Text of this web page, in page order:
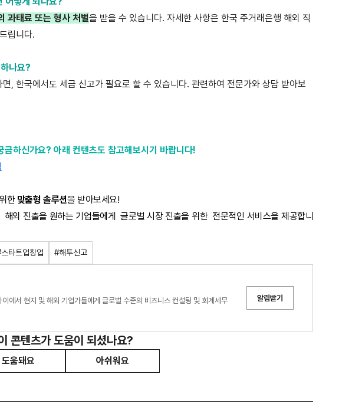
과태료 또는 형사 처벌을 받을 수 있습니다. 자세한 사항은 한국 주거래은행 해외 직
립니다.
나요?
, 한국에서도 세금 신고가 필요로 할 수 있습니다. 관련하여 전문가와 상담 받아보
하신가요? 아래 컨텐츠도 참고해보시기 바랍니다!
한 맞춤형 솔루션을 받아보세요!
해외 진출을 원하는 기업들에게 글로벌 시장 진출을 위한 전문적인 서비스을 제공합니
타트업창업 #해투신고
에서 현지 및 해외 기업가들에게 글로벌 수준의 비즈니스 컨설팅 및 회계세무
알림받기
콘텐츠가 도움이 되셨나요?
도움돼요 아쉬워요